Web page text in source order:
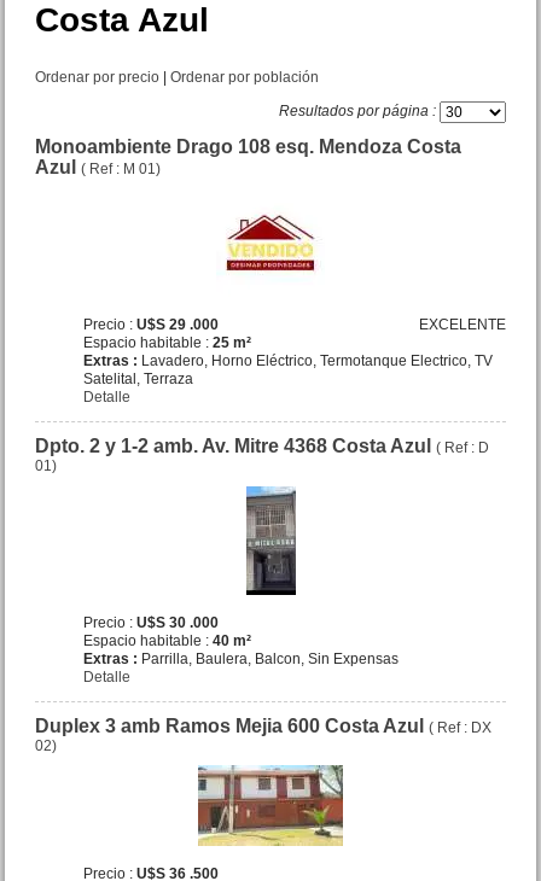
Precio :
U$S 29 .000
Chiozza 2920 San Bernardo
Centro
Precio :U$S 52 .000
Costa Azul
Ordenar por precio |Ordenar por población
Resultados por página :
Monoambiente Drago 108 esq. Mendoza Costa
Azul( Ref : M 01)
EXCELENTE
Precio :U$S 29 .000
Espacio habitable :25 m²
Extras : Lavadero, Horno Eléctrico, Termotanque Electrico, TV
Satelital, Terraza
Detalle
Dpto. 2 y 1-2 amb. Av. Mitre 4368 Costa Azul( Ref : D
01)
Precio :U$S 30 .000
Espacio habitable :40 m²
Extras : Parrilla, Baulera, Balcon, Sin Expensas
Detalle
Duplex 3 amb Ramos Mejia 600 Costa Azul( Ref : DX
02)
Precio :U$S 36 .500